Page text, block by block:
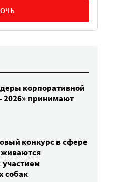
корпоративной
2026» принимают
конкурс в сфере
собак